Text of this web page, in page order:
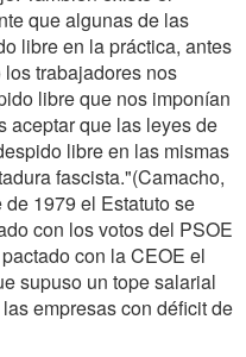
que algunas de las
libre en la práctica, antes
trabajadores nos
libre que nos imponían
aceptar que las leyes de
libre en las mismas
fascista."(Camacho,
1979 el Estatuto se
con los votos del PSOE
con la CEOE el
supuso un tope salarial
empresas con déficit de